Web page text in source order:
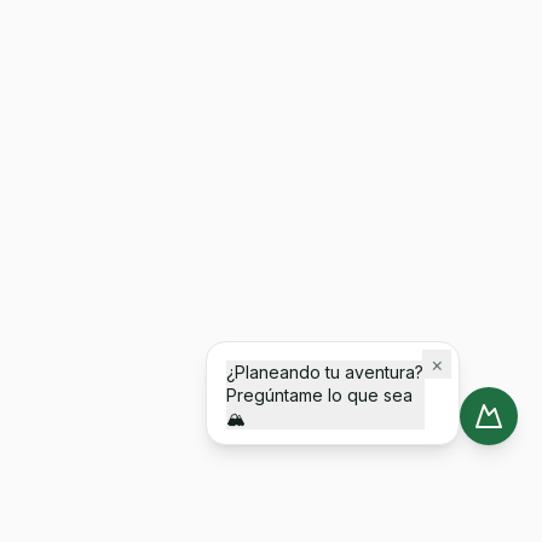
×
¿Planeando tu aventura?
Pregúntame lo que sea
🏔️